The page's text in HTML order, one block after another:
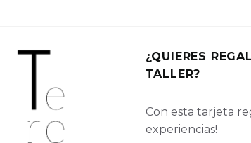
¿QUIERES
TALLER?
Con esta tarjeta
experiencias!